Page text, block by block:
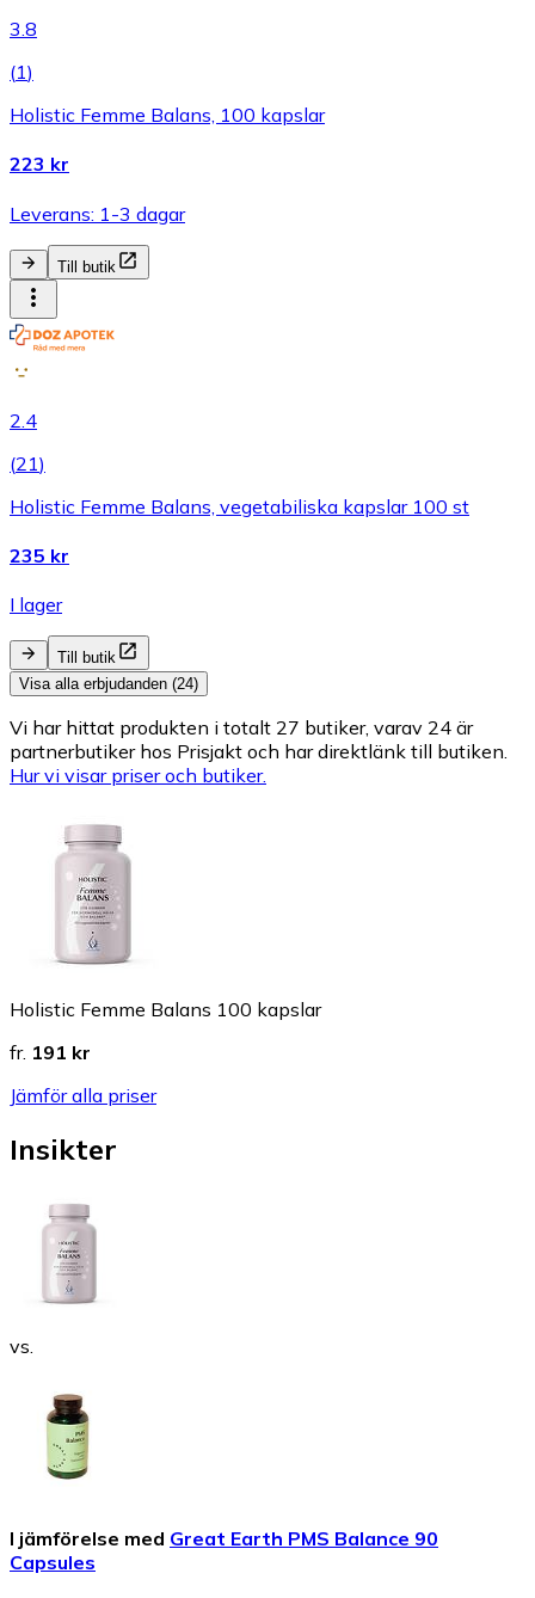
3.8
(1)
Holistic Femme Balans, 100 kapslar
223 kr
Leverans: 1-3 dagar
Till butik
2.4
(21)
Holistic Femme Balans, vegetabiliska kapslar 100 st
235 kr
I lager
Till butik
Visa alla erbjudanden (24)
Vi har hittat produkten i totalt 27 butiker, varav 24 är
partnerbutiker hos Prisjakt och har direktlänk till butiken.
Hur vi visar priser och butiker.
Holistic Femme Balans 100 kapslar
fr. 191 kr
Jämför alla priser
Insikter
vs.
I jämförelse med Great Earth PMS Balance 90
Capsules